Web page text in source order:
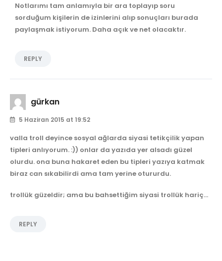
Notlarımı tam anlamıyla bir ara toplayıp soru
sorduğum kişilerin de izinlerini alıp sonuçları burada
paylaşmak istiyorum. Daha açık ve net olacaktır.
REPLY
gürkan
5 Haziran 2015 at 19:52
valla troll deyince sosyal ağlarda siyasi tetikçilik yapan
tipleri anlıyorum. :)) onlar da yazıda yer alsadı güzel
olurdu. ona buna hakaret eden bu tipleri yazıya katmak
biraz can sıkabilirdi ama tam yerine otururdu.
trollük güzeldir; ama bu bahsettiğim siyasi trollük hariç…
REPLY